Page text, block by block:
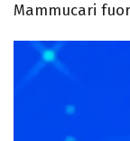
Mammucari